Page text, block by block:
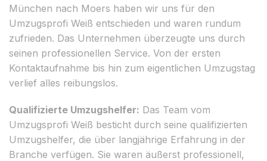
München nach Moers haben wir uns für den
Umzugsprofi Weiß entschieden und waren rundum
zufrieden. Das Unternehmen überzeugte uns durch
seinen professionellen Service. Von der ersten
Kontaktaufnahme bis hin zum eigentlichen Umzugstag
verlief alles reibungslos.
Qualifizierte Umzugshelfer: Das Team vom
Umzugsprofi Weiß besticht durch seine qualifizierten
Umzugshelfer, die über langjährige Erfahrung in der
Branche verfügen. Sie waren äußerst professionell,